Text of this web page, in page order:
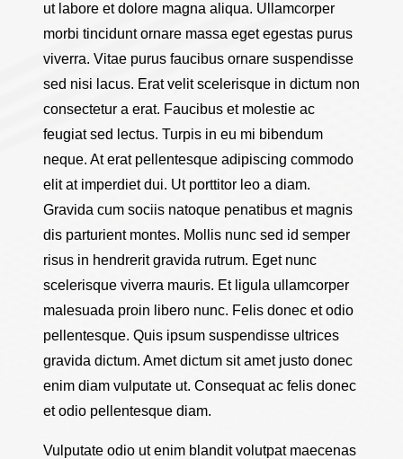
ut labore et dolore magna aliqua. Ullamcorper
morbi tincidunt ornare massa eget egestas purus
viverra. Vitae purus faucibus ornare suspendisse
sed nisi lacus. Erat velit scelerisque in dictum non
consectetur a erat. Faucibus et molestie ac
feugiat sed lectus. Turpis in eu mi bibendum
neque. At erat pellentesque adipiscing commodo
elit at imperdiet dui. Ut porttitor leo a diam.
Gravida cum sociis natoque penatibus et magnis
dis parturient montes. Mollis nunc sed id semper
risus in hendrerit gravida rutrum. Eget nunc
scelerisque viverra mauris. Et ligula ullamcorper
malesuada proin libero nunc. Felis donec et odio
pellentesque. Quis ipsum suspendisse ultrices
gravida dictum. Amet dictum sit amet justo donec
enim diam vulputate ut. Consequat ac felis donec
et odio pellentesque diam.
Vulputate odio ut enim blandit volutpat maecenas